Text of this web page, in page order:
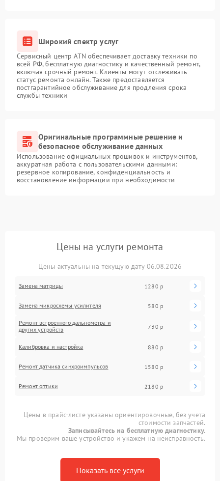
Широкий спектр услуг
Сервисный центр ATN обеспечивает доставку техники по
всей РФ, бесплатную диагностику и качественный ремонт,
включая срочный ремонт. Клиенты могут отслеживать
статус ремонта онлайн. Также предоставляется
постгарантийное обслуживание для продления срока
службы техники
Оригинальные программные решение и
безопасное обслуживание данных
Использование официальных прошивок и инструментов,
аккуратная работа с пользовательскими данными:
резервное копирование, конфиденциальность и
восстановление информации при необходимости
Цены на услуги ремонта
Цены актуальны на текущую дату 06.08.2026
Замена матрицы 1280 р
Замена микросхемы усилителя 580 р
Ремонт встроенного дальнометра и
других устройств
730 р
Калибровка и настройка 880 р
Ремонт датчика синхроимпульсов 1580 р
Ремонт оптики 2180 р
Цены в прайс-листе указаны ориентировочные, без учета
стоимости запчастей.
Записывайтесь на бесплатную диагностику.
Мы проверим ваше устройство и укажем на неисправность.
Показать все услуги